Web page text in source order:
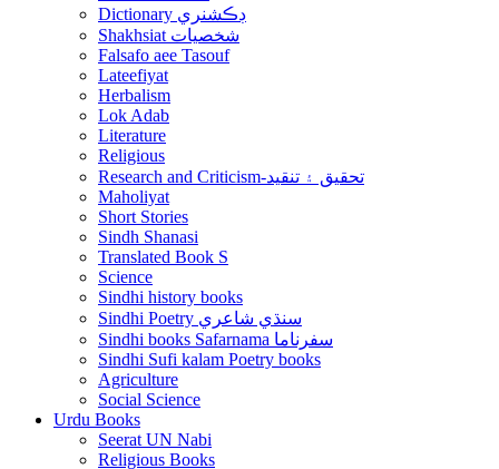
Dictionary ڊڪشنري
Shakhsiat شخصيات
Falsafo aee Tasouf
Lateefiyat
Herbalism
Lok Adab
Literature
Religious
Research and Criticism-تحقيق ۽ تنقيد
Maholiyat
Short Stories
Sindh Shanasi
Translated Book S
Science
Sindhi history books
Sindhi Poetry سنڌي شاعري
Sindhi books Safarnama سفرناما
Sindhi Sufi kalam Poetry books
Agriculture
Social Science
Urdu Books
Seerat UN Nabi
Religious Books